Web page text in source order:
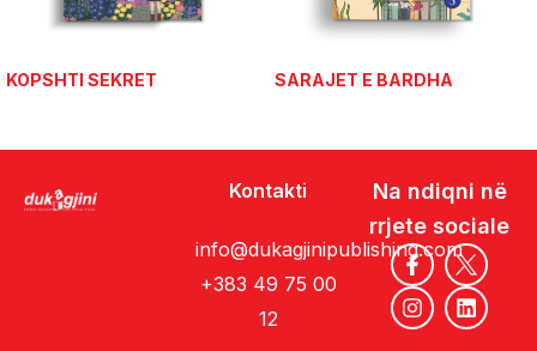
KOPSHTI SEKRET SARAJET E BARDHA
Kontakti
info@dukagjinipublishing.com
+383 49 75 00
12
Na ndiqni në
rrjete sociale